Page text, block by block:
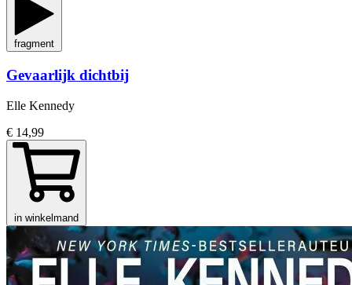
fragment
Gevaarlijk dichtbij
Elle Kennedy
€ 14,99
in winkelmand